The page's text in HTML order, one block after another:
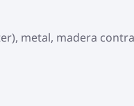
metal, madera